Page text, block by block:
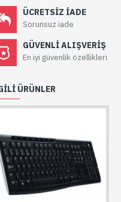
ÜCRETSIZ IADE
Sorunsuz iade
GÜVENLI ALIŞVERIŞ
En iyi güvenlik özellikleri
ÜRÜNLER